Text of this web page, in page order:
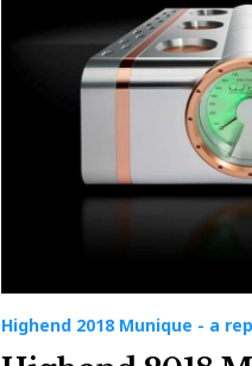
Highend 2018 Munique - a